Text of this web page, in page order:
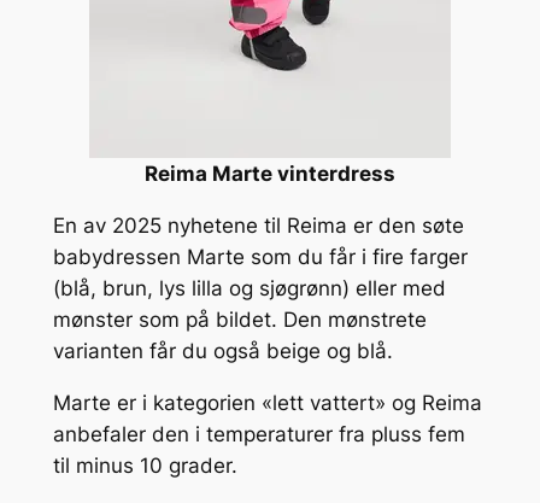
Reima Marte vinterdress
En av 2025 nyhetene til Reima er den søte
babydressen Marte som du får i fire farger
(blå, brun, lys lilla og sjøgrønn) eller med
mønster som på bildet. Den mønstrete
varianten får du også beige og blå.
Marte er i kategorien «lett vattert» og Reima
anbefaler den i temperaturer fra pluss fem
til minus 10 grader.